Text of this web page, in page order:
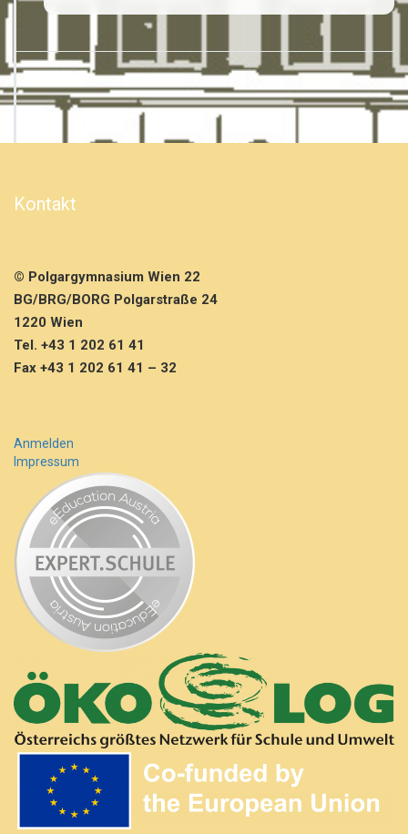
Kontakt
© Polgargymnasium Wien 22
BG/BRG/BORG Polgarstraße 24
1220 Wien
Tel. +43 1 202 61 41
Fax +43 1 202 61 41 – 32
Anmelden
Impressum